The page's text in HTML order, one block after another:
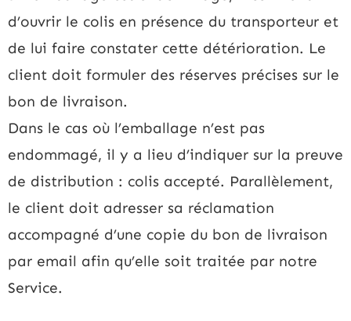
d’ouvrir le colis en présence du transporteur et
de lui faire constater cette détérioration. Le
client doit formuler des réserves précises sur le
bon de livraison.
Dans le cas où l’emballage n’est pas
endommagé, il y a lieu d’indiquer sur la preuve
de distribution : colis accepté. Parallèlement,
le client doit adresser sa réclamation
accompagné d’une copie du bon de livraison
par email afin qu’elle soit traitée par notre
Service.